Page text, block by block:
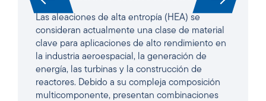
Las aleaciones de alta entropía (HEA) se
consideran actualmente una clase de material
clave para aplicaciones de alto rendimiento en
la industria aeroespacial, la generación de
energía, las turbinas y la construcción de
reactores. Debido a su compleja composición
multicomponente, presentan combinaciones